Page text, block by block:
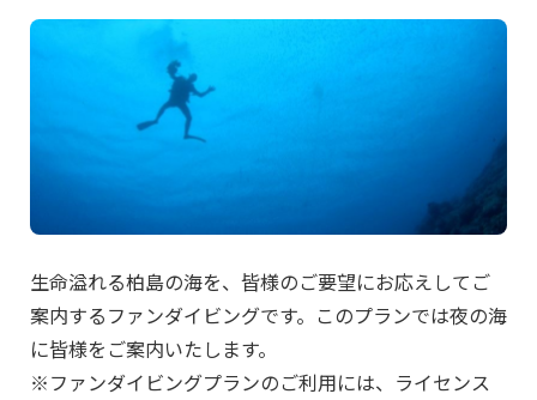
生命溢れる柏島の海を、皆様のご要望にお応えしてご
案内するファンダイビングです。このプランでは夜の海
に皆様をご案内いたします。
※ファンダイビングプランのご利用には、ライセンス